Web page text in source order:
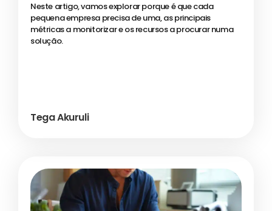
Neste artigo, vamos explorar porque é que cada
pequena empresa precisa de uma, as principais
métricas a monitorizar e os recursos a procurar numa
solução.
Tega Akuruli